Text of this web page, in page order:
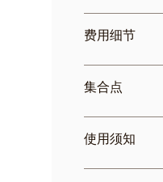
费用细节
悉尼港 3 小
可从我们的
集合点
Harbour
使用须知